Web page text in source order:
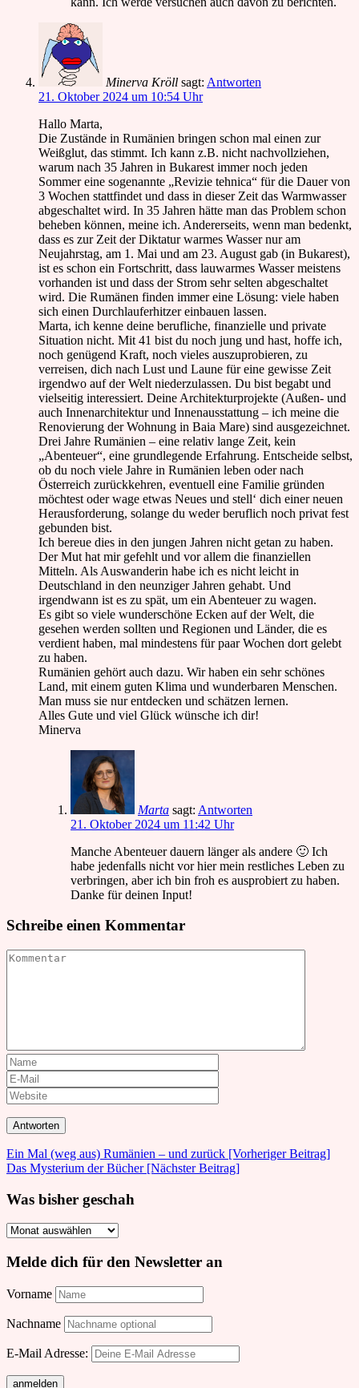
Minerva Kröll sagt: Antworten
21. Oktober 2024 um 10:54 Uhr
Hallo Marta,
Die Zustände in Rumänien bringen schon mal einen zur
Weißglut, das stimmt. Ich kann z.B. nicht nachvollziehen,
warum nach 35 Jahren in Bukarest immer noch jeden
Sommer eine sogenannte „Revizie tehnica“ für die Dauer von
3 Wochen stattfindet und dass in dieser Zeit das Warmwasser
abgeschaltet wird. In 35 Jahren hätte man das Problem schon
beheben können, meine ich. Andererseits, wenn man bedenkt,
dass es zur Zeit der Diktatur warmes Wasser nur am
Neujahrstag, am 1. Mai und am 23. August gab (in Bukarest),
ist es schon ein Fortschritt, dass lauwarmes Wasser meistens
vorhanden ist und dass der Strom sehr selten abgeschaltet
wird. Die Rumänen finden immer eine Lösung: viele haben
sich einen Durchlauferhitzer einbauen lassen.
Marta, ich kenne deine berufliche, finanzielle und private
Situation nicht. Mit 41 bist du noch jung und hast, hoffe ich,
noch genügend Kraft, noch vieles auszuprobieren, zu
verreisen, dich nach Lust und Laune für eine gewisse Zeit
irgendwo auf der Welt niederzulassen. Du bist begabt und
vielseitig interessiert. Deine Architekturprojekte (Außen- und
auch Innenarchitektur und Innenausstattung – ich meine die
Renovierung der Wohnung in Baia Mare) sind ausgezeichnet.
Drei Jahre Rumänien – eine relativ lange Zeit, kein
„Abenteuer“, eine grundlegende Erfahrung. Entscheide selbst,
ob du noch viele Jahre in Rumänien leben oder nach
Österreich zurückkehren, eventuell eine Familie gründen
möchtest oder wage etwas Neues und stell‘ dich einer neuen
Herausforderung, solange du weder beruflich noch privat fest
gebunden bist.
Ich bereue dies in den jungen Jahren nicht getan zu haben.
Der Mut hat mir gefehlt und vor allem die finanziellen
Mitteln. Als Auswanderin habe ich es nicht leicht in
Deutschland in den neunziger Jahren gehabt. Und
irgendwann ist es zu spät, um ein Abenteuer zu wagen.
Es gibt so viele wunderschöne Ecken auf der Welt, die
gesehen werden sollten und Regionen und Länder, die es
verdient haben, mal mindestens für paar Wochen dort gelebt
zu haben.
Rumänien gehört auch dazu. Wir haben ein sehr schönes
Land, mit einem guten Klima und wunderbaren Menschen.
Man muss sie nur entdecken und schätzen lernen.
Alles Gute und viel Glück wünsche ich dir!
Minerva
Marta sagt: Antworten
21. Oktober 2024 um 11:42 Uhr
Manche Abenteuer dauern länger als andere 🙂 Ich
habe jedenfalls nicht vor hier mein restliches Leben zu
verbringen, aber ich bin froh es ausprobiert zu haben.
Danke für deinen Input!
Schreibe einen Kommentar
Beitrags-
Navigation
Ein Mal (weg aus) Rumänien – und zurück [Vorheriger Beitrag]
Das Mysterium der Bücher [Nächster Beitrag]
Was bisher geschah
Was
geschah
Melde dich für den Newsletter an
Vorname
Nachname
E-Mail Adresse: